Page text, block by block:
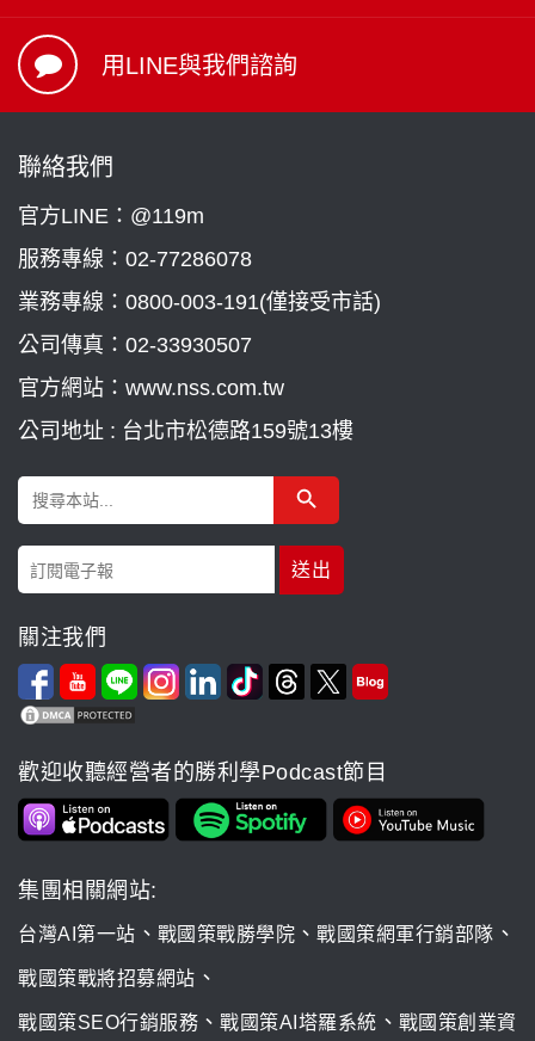
用LINE與我們諮詢
聯絡我們
官方LINE：@119m
服務專線： 02-77286078
業務專線： 0800-003-191(僅接受市話)
公司傳真：02-33930507
官方網站：www.nss.com.tw
公司地址 : 台北市松德路159號13樓
Search
for:
Search Button
關注我們
歡迎收聽經營者的勝利學Podcast節目
集團相關網站:
台灣AI第一站 、 戰國策戰勝學院 、 戰國策網軍行銷部隊 、
戰國策戰將招募網站 、
戰國策SEO行銷服務 、 戰國策AI塔羅系統 、 戰國策創業資